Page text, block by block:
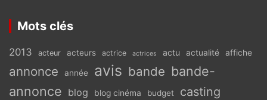
Mots clés
2013 acteur acteurs actrice actrices actu actualité affiche
annonce année avis bande bande-
annonce blog blog cinéma budget casting